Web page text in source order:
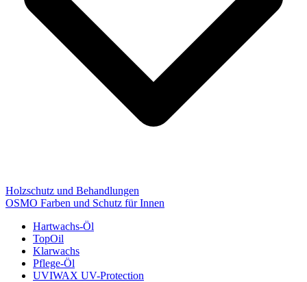
Holzschutz und Behandlungen
OSMO Farben und Schutz für Innen
Hartwachs-Öl
TopOil
Klarwachs
Pflege-Öl
UVIWAX UV-Protection